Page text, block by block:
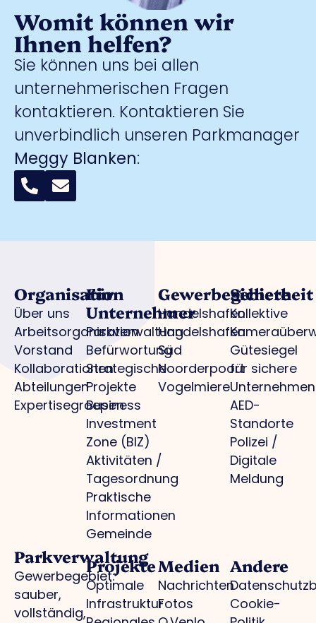
Womit können wir
Ihnen helfen?
Sie können uns bei allen
unternehmerischen Fragen
kontaktieren. Kontaktieren Sie
unverbindlich unseren Parkmanager
Meggy Blanken:
Organisation
Über uns
Arbeitsorganisation
Vorstand
Kollaborationen
Abteilungen
Expertisegroepen
Für
Unternehmer
Parkverwaltung
Befürwortung
Strategische
Projekte
Business
Investment
Zone (BIZ)
Aktivitäten /
Tagesordnung
Praktische
Informationen
Gemeinde
Gewerbegebiete
Handelshafen
Handelshafen
Süd
Noorderpoort
Vogelmiere
Sicherheit
Kollektive
Gütesiegel
für sichere
Unternehmen
AED-
Standorte
Polizei /
Digitale
Meldung
Parkverwaltung
Gewerbegebiet:
sauber,
vollständig,
Projekte
Optimale
Infrastruktur
Medien
Nachrichten
Fotos
Andere
Cookie-